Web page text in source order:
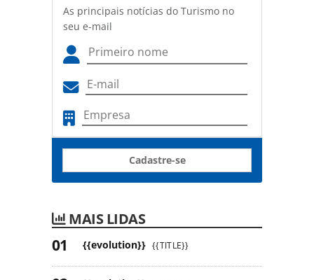
As principais notícias do Turismo no
seu e-mail
Cadastre-se
MAIS LIDAS
{{evolution}} {{TITLE}}